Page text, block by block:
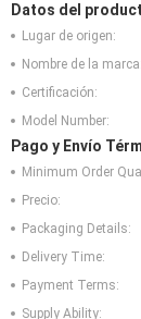
Datos del
Lugar de origen:
Nombre de la
Certificación:
Model Number:
Pago y Envío
Minimum Order
Precio:
Packaging Details:
Delivery Time:
Payment Terms:
Supply Ability: